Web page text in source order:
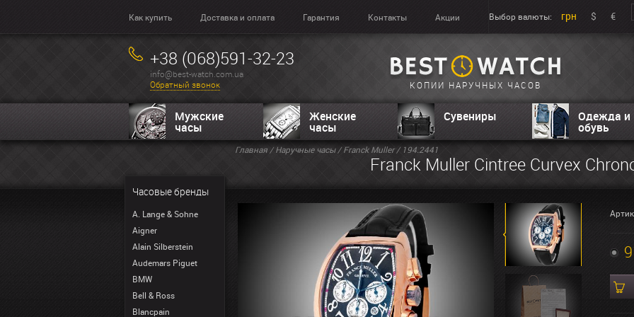
Как купить Доставка и оплата Гарантия Контакты Акции Выбор валюты: грн $ €
+38 (068)591-32-23
info@best-watch.com.ua
Обратный звонок
КОПИИ НАРУЧНЫХ ЧАСОВ
Мужские
часы
Женские
часы
Сувениры Одежда и
обувь
Часовые бренды
A. Lange & Sohne
Aigner
Alain Silberstein
Audemars Piguet
BMW
Bell & Ross
Blancpain
Главная/Наручные часы/Franck Muller/ 194.2441
Franck Muller Cintree Curvex